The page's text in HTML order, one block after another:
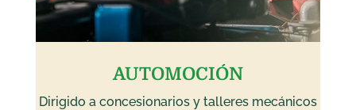
AUTOMOCIÓN
Dirigido a concesionarios y talleres mecánicos